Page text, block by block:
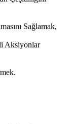
Sağlamak,
Aksiyonlar